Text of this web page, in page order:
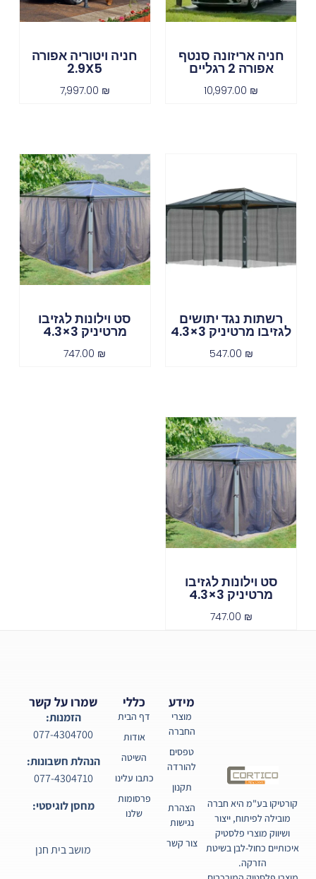
חניה אריזונה סנטף
אפורה 2 רגליים
10,997.00 ₪
חניה ויטוריה אפורה
2.9X5
7,997.00 ₪
רשתות נגד יתושים
לגזיבו מרטיניק 3×4.3
547.00 ₪
סט וילונות לגזיבו
מרטיניק 3×4.3
747.00 ₪
סט וילונות לגזיבו
מרטיניק 3×4.3
747.00 ₪
קורטיקו בע"מ היא חברה
מובילה לפיתוח, ייצור
ושיווק מוצרי פלסטיק
איכותיים כחול-לבן בשיטת
הזרקה.
כללי
דף הבית
אודות
השיטה
כתבו עלינו
פרסומות
שלנו
מידע
מוצרי
החברה
טפסים
להורדה
תקנון
הצהרת
נגישות
צור קשר
שמרו על קשר
הזמנות:
077-4304700
הנהלת חשבונות:
077-4304710
מחסן לוגיסטי:
מושב בית חנן